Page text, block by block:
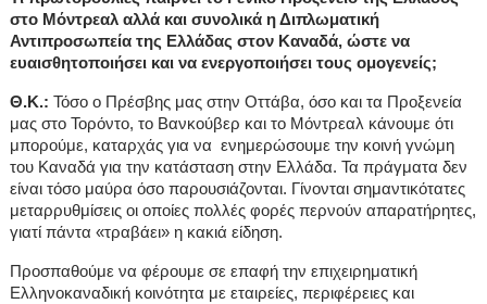
στο Μόντρεαλ αλλά και συνολικά η Διπλωματική
Αντιπροσωπεία της Ελλάδας στον Καναδά, ώστε να
ευαισθητοποιήσει και να ενεργοποιήσει τους ομογενείς;
Θ.Κ.: Τόσο ο Πρέσβης μας στην Οττάβα, όσο και τα Προξενεία
μας στο Τορόντο, το Βανκούβερ και το Μόντρεαλ κάνουμε ότι
μπορούμε, καταρχάς για να ενημερώσουμε την κοινή γνώμη
του Καναδά για την κατάσταση στην Ελλάδα. Τα πράγματα δεν
είναι τόσο μαύρα όσο παρουσιάζονται. Γίνονται σημαντικότατες
μεταρρυθμίσεις οι οποίες πολλές φορές περνούν απαρατήρητες,
γιατί πάντα «τραβάει» η κακιά είδηση.
Προσπαθούμε να φέρουμε σε επαφή την επιχειρηματική
Ελληνοκαναδική κοινότητα με εταιρείες, περιφέρειες και